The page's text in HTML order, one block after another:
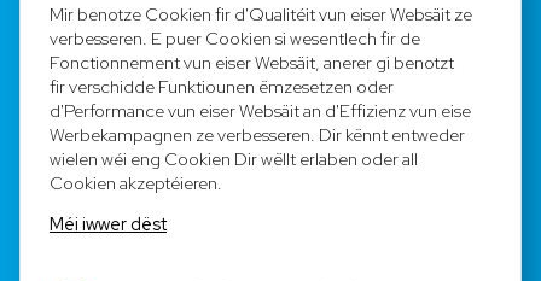
Registréieren
Equipe
Legal Notice
Mir benotze Cookien fir d'Qualitéit vun eiser Websäit ze
verbesseren. E puer Cookien si wesentlech fir de
Fonctionnement vun eiser Websäit, anerer gi benotzt
fir verschidde Funktiounen ëmzesetzen oder
d'Performance vun eiser Websäit an d'Effizienz vun eise
Werbekampagnen ze verbesseren. Dir kënnt entweder
wielen wéi eng Cookien Dir wëllt erlaben oder all
Cookien akzeptéieren.
Méi iwwer dëst